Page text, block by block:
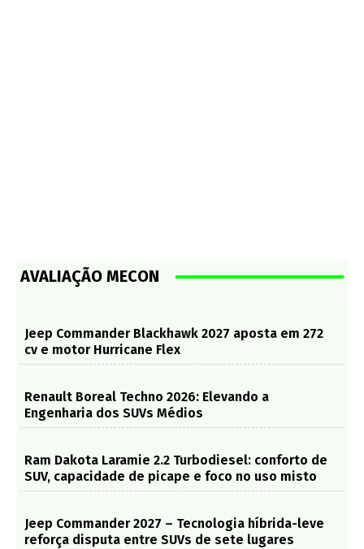
AVALIAÇÃO MECON
Jeep Commander Blackhawk 2027 aposta em 272
cv e motor Hurricane Flex
Renault Boreal Techno 2026: Elevando a
Engenharia dos SUVs Médios
Ram Dakota Laramie 2.2 Turbodiesel: conforto de
SUV, capacidade de picape e foco no uso misto
Jeep Commander 2027 – Tecnologia híbrida-leve
reforça disputa entre SUVs de sete lugares